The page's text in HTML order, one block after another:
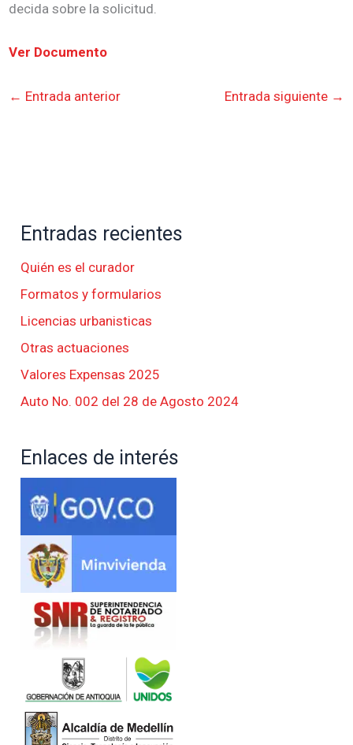
decida sobre la solicitud.
Ver Documento
← Entrada anterior Entrada siguiente →
Entradas recientes
Quién es el curador
Formatos y formularios
Licencias urbanisticas
Otras actuaciones
Valores Expensas 2025
Auto No. 002 del 28 de Agosto 2024
Enlaces de interés